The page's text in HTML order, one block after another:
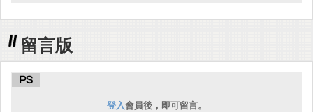
留言版
PS
登入會員後，即可留言。